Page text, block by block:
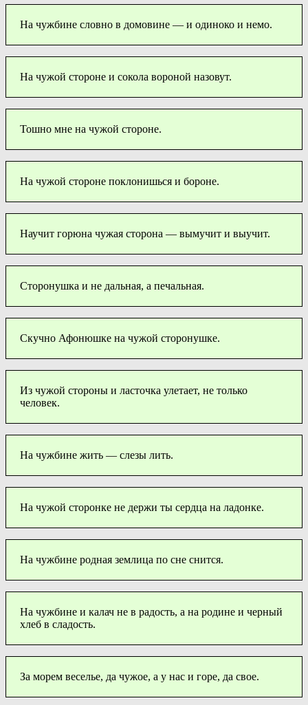
На чужбине словно в домовине — и одиноко и немо.
На чужой стороне и сокола вороной назовут.
Тошно мне на чужой стороне.
На чужой стороне поклонишься и бороне.
Научит горюна чужая сторона — вымучит и выучит.
Сторонушка и не дальная, а печальная.
Скучно Афонюшке на чужой сторонушке.
Из чужой стороны и ласточка улетает, не только
человек.
На чужбине жить — слезы лить.
На чужой сторонке не держи ты сердца на ладонке.
На чужбине родная землица по сне снится.
На чужбине и калач не в радость, а на родине и черный
хлеб в сладость.
За морем веселье, да чужое, а у нас и горе, да свое.